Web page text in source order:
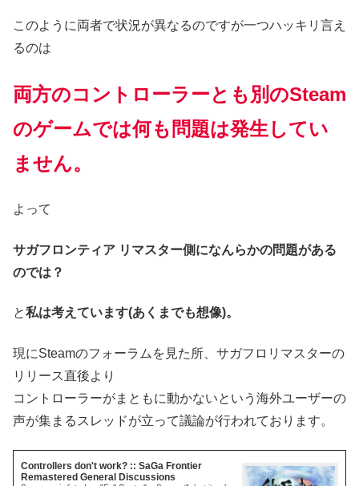
このように両者で状況が異なるのですが一つハッキリ言え
るのは
両方のコントローラーとも別のSteam
のゲームでは何も問題は発生してい
ません。
よって
サガフロンティア リマスター側になんらかの問題がある
のでは？
と私は考えています(あくまでも想像)。
現にSteamのフォーラムを見た所、サガフロリマスターの
リリース直後より
コントローラーがまともに動かないという海外ユーザーの
声が集まるスレッドが立って議論が行われております。
Controllers don't work? :: SaGa Frontier
Remastered General Discussions